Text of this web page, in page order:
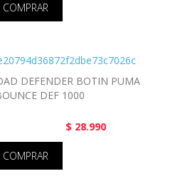
COMPRAR
DEFENDER BOTIN PUMA
DEF 1000
$ 28.990
COMPRAR